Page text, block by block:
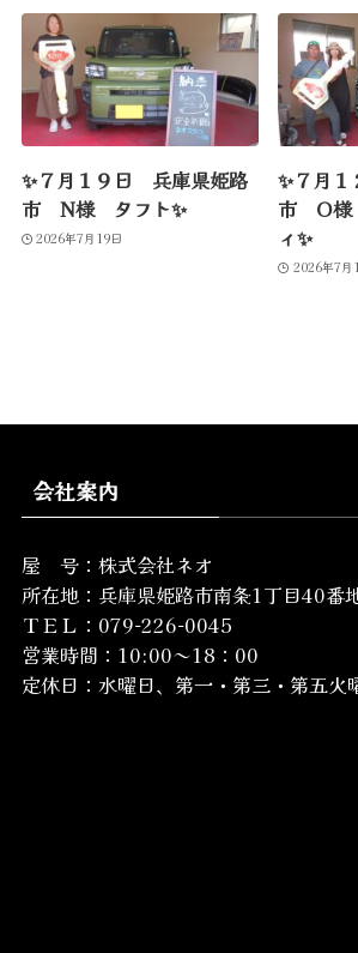
✨７月１９日 兵庫県姫路
市 N様 タフト✨
2026年7月19日
✨７月
市 O様
ィ✨
2026年7月
会社案内
屋 号：株式会社ネオ
所在地： 兵庫県姫路市南条1丁目40番
ＴＥＬ：079-226-0045
営業時間：10:00～18：00
定休日：水曜日、第一・第三・第五火